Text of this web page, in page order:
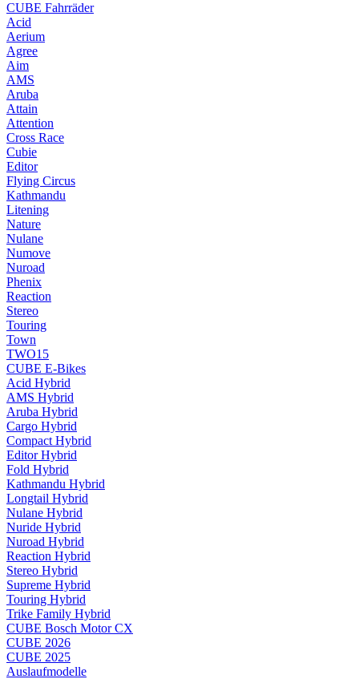
CUBE Fahrräder
Acid
Aerium
Agree
Aim
AMS
Aruba
Attain
Attention
Cross Race
Cubie
Editor
Flying Circus
Kathmandu
Litening
Nature
Nulane
Numove
Nuroad
Phenix
Reaction
Stereo
Touring
Town
TWO15
CUBE E-Bikes
Acid Hybrid
AMS Hybrid
Aruba Hybrid
Cargo Hybrid
Compact Hybrid
Editor Hybrid
Fold Hybrid
Kathmandu Hybrid
Longtail Hybrid
Nulane Hybrid
Nuride Hybrid
Nuroad Hybrid
Reaction Hybrid
Stereo Hybrid
Supreme Hybrid
Touring Hybrid
Trike Family Hybrid
CUBE Bosch Motor CX
CUBE 2026
CUBE 2025
Auslaufmodelle